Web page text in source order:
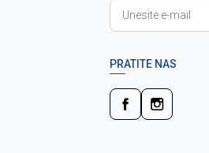
PRATITE NAS